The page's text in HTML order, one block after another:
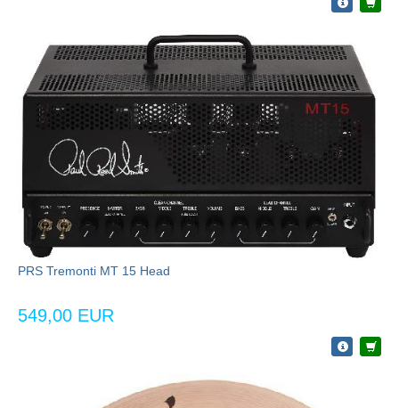
PRS Tremonti MT 15 Head
549,00 EUR